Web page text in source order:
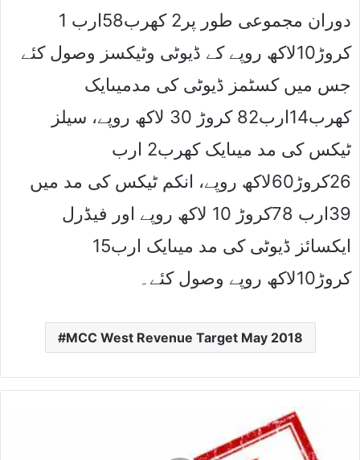
دوران مجموعی طور پر2 کھرب58ارب 1
کروڑ10لاکھ روپے کے ڈیوٹی وٹیکسز وصول کئے
جس میں کسٹمز ڈیوٹی کی مدمیںایک
کھرب14ارب82 کروڑ 30 لاکھ روپے، سیلز
ٹیکس کی مد میںایک کھرب2 ارب
26کروڑ60لاکھ روپے، انکم ٹیکس کی مد میں
39ارب 78کروڑ 10 لاکھ روپے اور فیڈرل
ایکسائز ڈیوٹی کی مد میںایک ارب15
کروڑ10لاکھ روپے وصول کئے۔
MCC West Revenue Target May 2018